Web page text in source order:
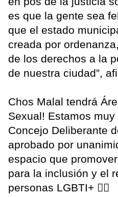
es que la gente sea
que el estado
creada por
de los derechos a la
de nuestra ciudad”,
Chos Malal tendrá
Sexual! Estamos
Concejo Deliberante
aprobado por
espacio que
para la inclusión y el
personas LGBTI+ 🏳‍🌈